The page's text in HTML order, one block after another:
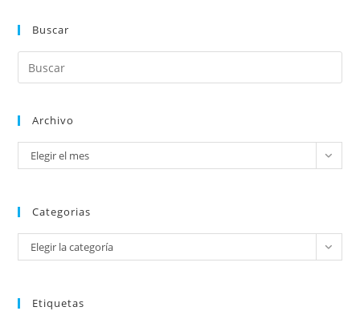
Buscar
Archivo
Elegir el mes
Categorias
Elegir la categoría
Etiquetas